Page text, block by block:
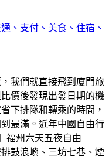
、支付、美食、住宿、
我們就直接飛到廈門旅
價後發現出發日期的機
下排隊和轉乘的時間，
最滿。近年中國自由行
福州六天五夜自由
鼓浪嶼、三坊七巷、煙